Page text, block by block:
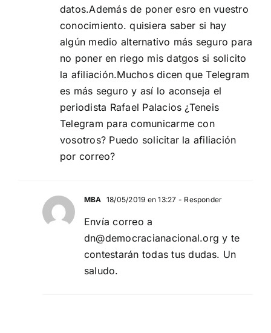
datos.Además de poner esro en vuestro
conocimiento. quisiera saber si hay
algún medio alternativo más seguro para
no poner en riego mis datgos si solicito
la afiliación.Muchos dicen que Telegram
es más seguro y así lo aconseja el
periodista Rafael Palacios ¿Teneis
Telegram para comunicarme con
vosotros? Puedo solicitar la afiliación
por correo?
MBA 18/05/2019 en 13:27 - Responder
Envía correo a
dn@democracianacional.org y te
contestarán todas tus dudas. Un
saludo.